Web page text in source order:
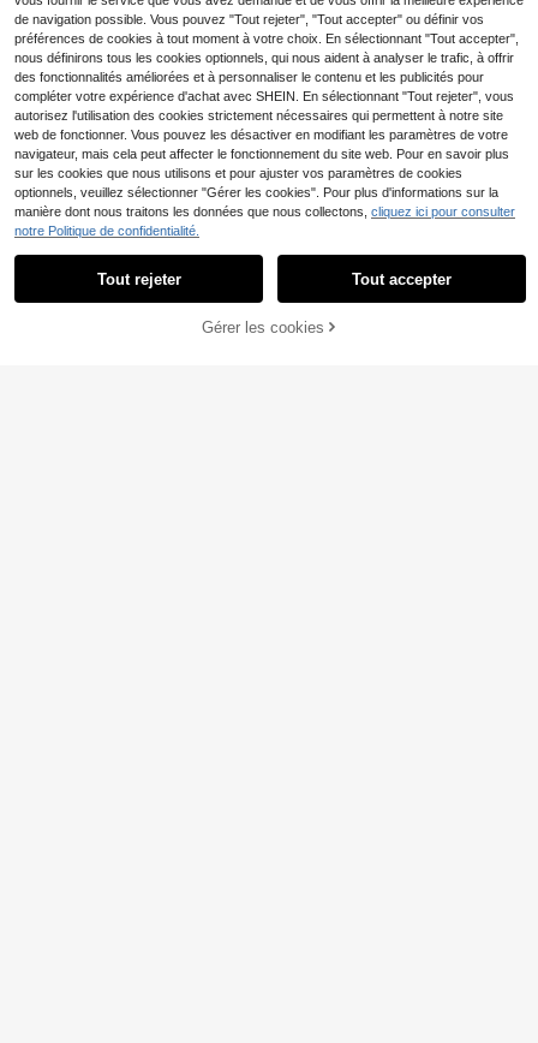
u. Code de réduction Ycv9w pour le
s vêtements de travail pour femme
s.
AJOUTER AU PANIER
de navigation possible. Vous pouvez "Tout rejeter", "Tout accepter" ou définir vos
préférences de cookies à tout moment à votre choix. En sélectionnant "Tout accepter",
nous définirons tous les cookies optionnels, qui nous aident à analyser le trafic, à offrir
des fonctionnalités améliorées et à personnaliser le contenu et les publicités pour
compléter votre expérience d'achat avec SHEIN. En sélectionnant "Tout rejeter", vous
autorisez l'utilisation des cookies strictement nécessaires qui permettent à notre site
web de fonctionner. Vous pouvez les désactiver en modifiant les paramètres de votre
navigateur, mais cela peut affecter le fonctionnement du site web. Pour en savoir plus
sur les cookies que nous utilisons et pour ajuster vos paramètres de cookies
optionnels, veuillez sélectionner "Gérer les cookies". Pour plus d'informations sur la
manière dont nous traitons les données que nous collectons, cliquez ici pour consulter
notre Politique de confidentialité.
Tout rejeter Tout accepter
Gérer les cookies